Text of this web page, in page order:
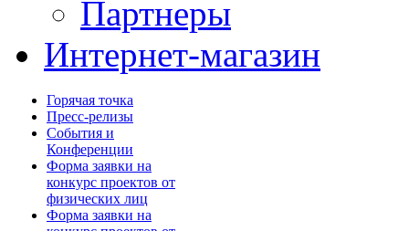
Партнеры
Интернет-магазин
Горячая точка
Пресс-релизы
События и
Конференции
Форма заявки на
конкурс проектов от
физических лиц
Форма заявки на